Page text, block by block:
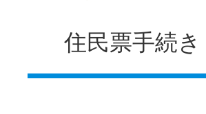
住民票手続き